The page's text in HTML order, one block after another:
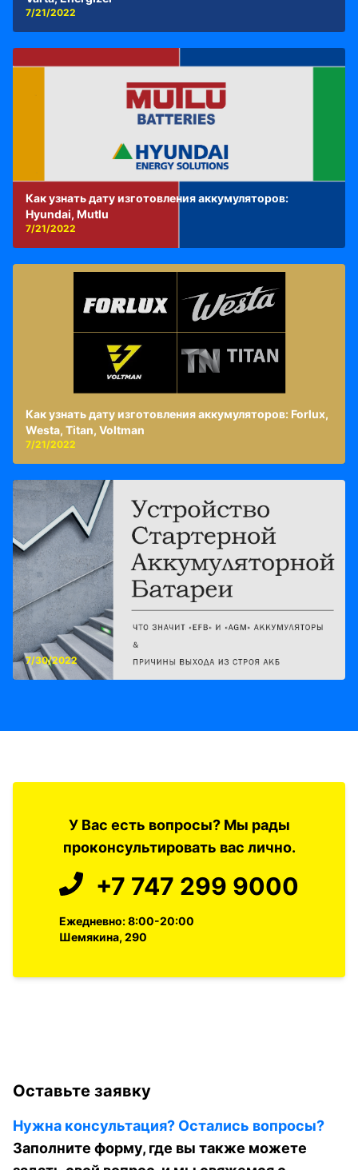
7/21/2022
Как узнать дату изготовления аккумуляторов:
Hyundai, Mutlu
7/21/2022
Как узнать дату изготовления аккумуляторов: Forlux,
Westa, Titan, Voltman
7/21/2022
7/30/2022
У Вас есть вопросы? Мы рады
проконсультировать вас лично.
+7 747 299 9000
Ежедневно: 8:00-20:00
Шемякина, 290
Оставьте заявку
Нужна консультация? Остались вопросы?
Заполните форму, где вы также можете